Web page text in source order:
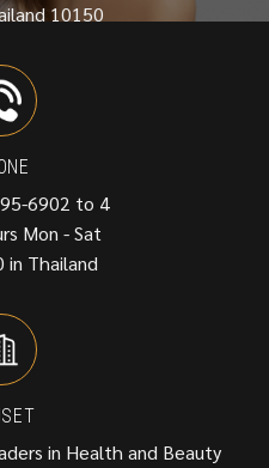
10150
6902 to 4
Mon - Sat
in Thailand
in Health and Beauty